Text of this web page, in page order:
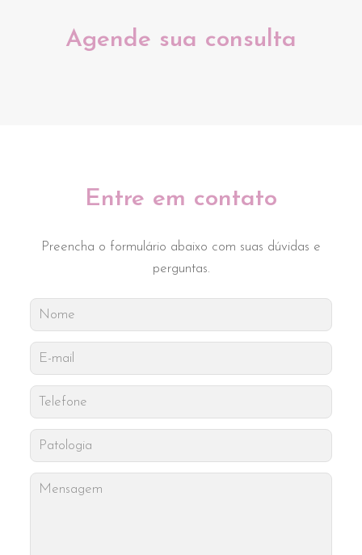
Agende sua consulta
Entre em contato
Preencha o formulário abaixo com suas dúvidas e
perguntas.